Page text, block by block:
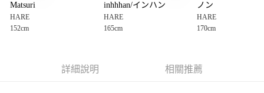
1.本服務由台灣大哥大提供，台灣大哥大用戶可立即使用無須另外申請。
2.付款方式選擇「大哥付你分期」，訂單成立後會自動跳轉到大哥付的交易
3.實際核准額度、可分期數及費用金額請依後續交易確認頁面所載為準。
4.訂單成立30分鐘內，如未前往確認交易或遇審核未通過，訂單將自動取
AFTEE先享後付
Matsuri
HARE
152cm
inhhhan/インハン
HARE
165cm
ノン
HARE
170cm
詳細說明 相關推薦